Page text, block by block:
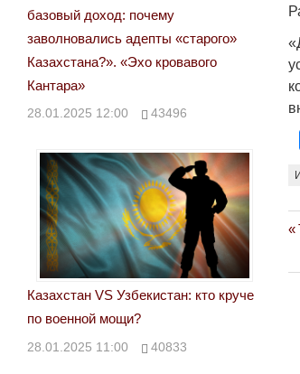
базовый доход: почему
заволновались адепты «старого»
Казахстана?». «Эхо кровавого
Кантара»
28.01.2025 12:00 43496
Казахстан VS Узбекистан: кто круче
по военной мощи?
28.01.2025 11:00 40833